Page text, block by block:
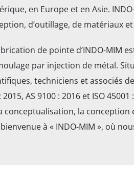
en Europe et en Asie.
d’outillage, de matériaux
de pointe d’INDO-MIM
par injection de métal.
techniciens et associés
2015, AS 9100 : 2016 et ISO
conceptualisation, la
à « INDO-MIM », où